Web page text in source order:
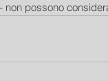
non possono